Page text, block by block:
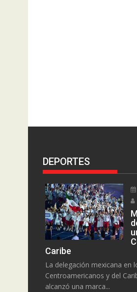
DEPORTES
Caribe
La delegación mexicana en
Centroamericanos y del
alcanzó una marca...